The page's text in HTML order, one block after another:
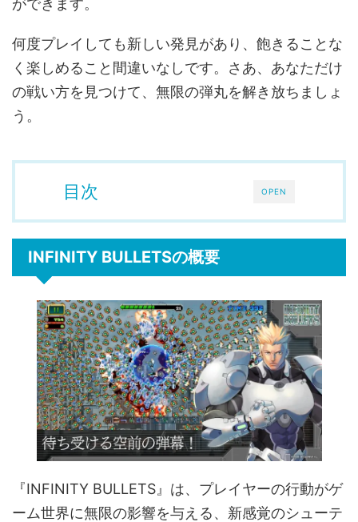
ができます。
何度プレイしても新しい発見があり、飽きることな
く楽しめること間違いなしです。さあ、あなただけ
の戦い方を見つけて、無限の弾丸を解き放ちましょ
う。
OPEN
目次
INFINITY BULLETSの概要
『INFINITY BULLETS』は、プレイヤーの行動がゲ
ーム世界に無限の影響を与える、新感覚のシューテ